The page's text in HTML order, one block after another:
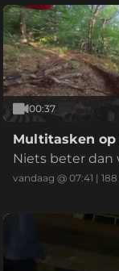
00:37
Multitasken
Niets beter dan
tuurlucht om bij
vandaag @ 07:41 | 188